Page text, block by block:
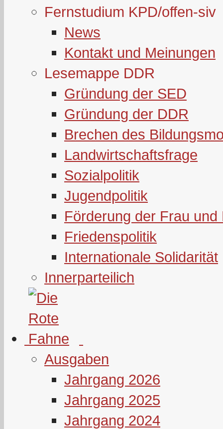
Fernstudium KPD/offen-siv
News
Kontakt und Meinungen
Lesemappe DDR
Gründung der SED
Gründung der DDR
Brechen des
Landwirtschaftsfrage
Sozialpolitik
Jugendpolitik
Förderung der Frau und
Friedenspolitik
Internationale Solidarität
Innerparteilich
Ausgaben
Jahrgang 2026
Jahrgang 2025
Jahrgang 2024